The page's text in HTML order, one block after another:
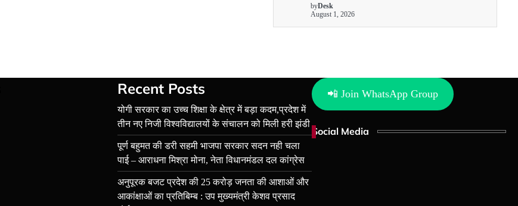
byDesk
August 1, 2026
Recent Posts
योगी सरकार का उच्च शिक्षा के क्षेत्र में बड़ा कदम,प्रदेश में
तीन नए निजी विश्वविद्यालयों के संचालन को मिली हरी झंडी
पूर्ण बहुमत की डरी सहमी भाजपा सरकार सदन नही चला
पाई – आराधना मिश्रा मोना, नेता विधानमंडल दल कांग्रेस
अनुपूरक बजट प्रदेश की 25 करोड़ जनता की आशाओं और
आकांक्षाओं का प्रतिबिम्ब : उप मुख्यमंत्री केशव प्रसाद
📲 Join WhatsApp Group
Social Media